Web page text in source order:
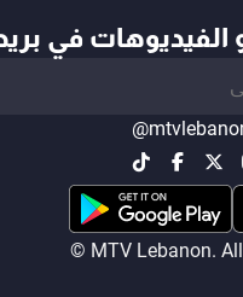
و الفيديوهات في
© MTV Lebanon.